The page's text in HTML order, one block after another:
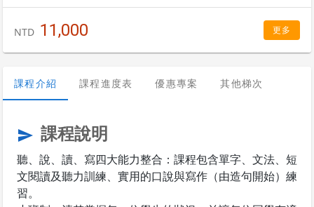
NTD 11,000 更多
課程介紹 課程進度表 優惠專案 其他梯次
send 課程說明
聽、說、讀、寫四大能力整合：課程包含單字、文法、短
文閱讀及聽力訓練、實用的口說與寫作（由造句開始）練
習。